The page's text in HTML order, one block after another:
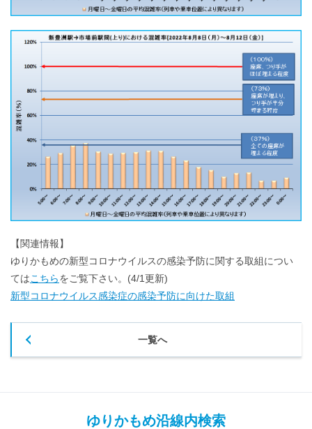
【関連情報】
ゆりかもめの新型コロナウイルスの感染予防に関する取組につい
てはこちらをご覧下さい。(4/1更新)
新型コロナウイルス感染症の感染予防に向けた取組
一覧へ
ゆりかもめ沿線内検索